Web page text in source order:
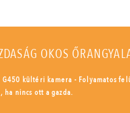
OKOS
G450 kültéri kamera - Folyamatos
ha nincs ott a gazda.